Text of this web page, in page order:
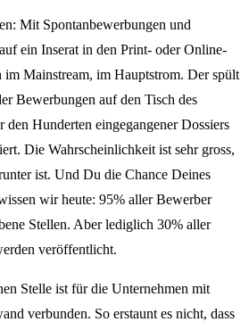
Mit Spontanbewerbungen und
ein Inserat in den Print- oder Online-
Mainstream, im Hauptstrom. Der spült
Bewerbungen auf den Tisch des
Hunderten eingegangener Dossiers
Die Wahrscheinlichkeit ist sehr gross,
ist. Und Du die Chance Deines
wir heute: 95% aller Bewerber
Stellen. Aber lediglich 30% aller
veröffentlicht.
Stelle ist für die Unternehmen mit
verbunden. So erstaunt es nicht, dass